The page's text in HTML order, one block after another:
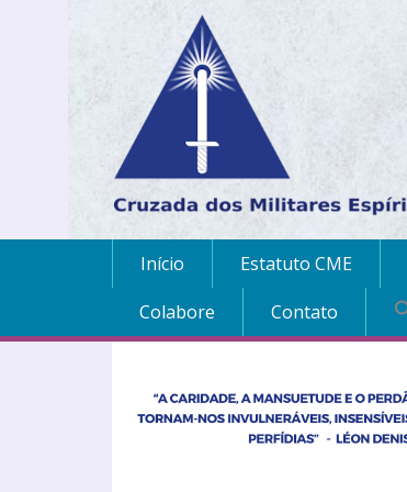
Início Estatuto CME
Colabore
Contato